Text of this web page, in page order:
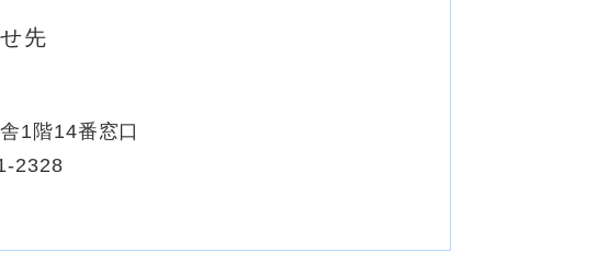
先
1階14番窓口
2328